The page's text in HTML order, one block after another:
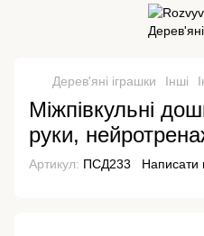
Дерев'яні іграшки Інші
Міжпівкульні
руки,
Артикул: ПСД233 Написати